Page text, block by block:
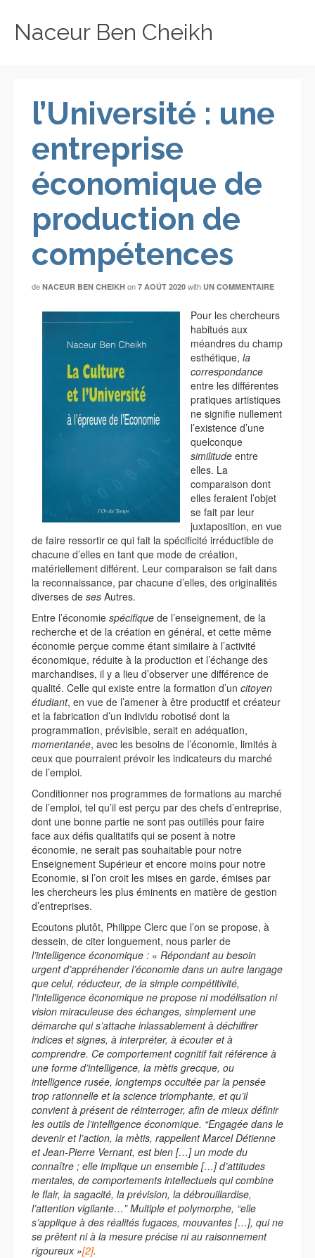
Naceur Ben Cheikh
l’Université : une
entreprise
économique de
production de
compétences
de NACEUR BEN CHEIKH on 7 AOÛT 2020 with UN COMMENTAIRE
Pour les chercheurs
habitués aux
méandres du champ
esthétique, la
correspondance
entre les différentes
pratiques artistiques
ne signifie nullement
l’existence d’une
quelconque
similitude entre
elles. La
comparaison dont
elles feraient l’objet
se fait par leur
juxtaposition, en vue
de faire ressortir ce qui fait la spécificité irréductible de
chacune d’elles en tant que mode de création,
matériellement différent. Leur comparaison se fait dans
la reconnaissance, par chacune d’elles, des originalités
diverses de ses Autres.
Entre l’économie spécifique de l’enseignement, de la
recherche et de la création en général, et cette même
économie perçue comme étant similaire à l’activité
économique, réduite à la production et l’échange des
marchandises, il y a lieu d’observer une différence de
qualité. Celle qui existe entre la formation d’un citoyen
étudiant, en vue de l’amener à être productif et créateur
et la fabrication d’un individu robotisé dont la
programmation, prévisible, serait en adéquation,
momentanée, avec les besoins de l’économie, limités à
ceux que pourraient prévoir les indicateurs du marché
de l’emploi.
Conditionner nos programmes de formations au marché
de l’emploi, tel qu’il est perçu par des chefs d’entreprise,
dont une bonne partie ne sont pas outillés pour faire
face aux défis qualitatifs qui se posent à notre
économie, ne serait pas souhaitable pour notre
Enseignement Supérieur et encore moins pour notre
Economie, si l’on croit les mises en garde, émises par
les chercheurs les plus éminents en matière de gestion
d’entreprises.
Ecoutons plutôt, Philippe Clerc que l’on se propose, à
dessein, de citer longuement, nous parler de
l’intelligence économique : « Répondant au besoin
urgent d’appréhender l’économie dans un autre langage
que celui, réducteur, de la simple compétitivité,
l’intelligence économique ne propose ni modélisation ni
vision miraculeuse des échanges, simplement une
démarche qui s’attache inlassablement à déchiffrer
indices et signes, à interpréter, à écouter et à
comprendre. Ce comportement cognitif fait référence à
une forme d’intelligence, la mètis grecque, ou
intelligence rusée, longtemps occultée par la pensée
trop rationnelle et la science triomphante, et qu’il
convient à présent de réinterroger, afin de mieux définir
les outils de l’intelligence économique. “Engagée dans le
devenir et l’action, la mètis, rappellent Marcel Détienne
et Jean-Pierre Vernant, est bien […] un mode du
connaître ; elle implique un ensemble […] d’attitudes
mentales, de comportements intellectuels qui combine
le flair, la sagacité, la prévision, la débrouillardise,
l’attention vigilante…” Multiple et polymorphe, “elle
s’applique à des réalités fugaces, mouvantes […], qui ne
se prêtent ni à la mesure précise ni au raisonnement
rigoureux »[2].